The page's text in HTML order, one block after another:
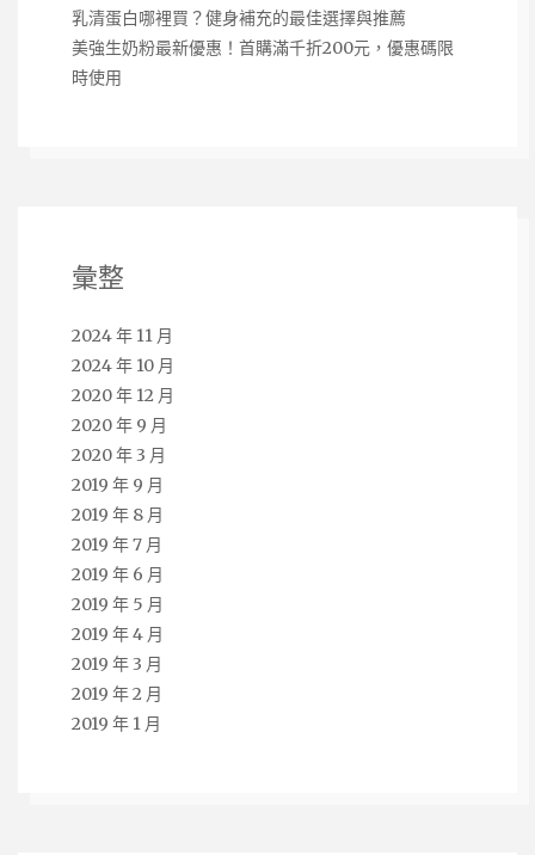
乳清蛋白哪裡買？健身補充的最佳選擇與推薦
美強生奶粉最新優惠！首購滿千折200元，優惠碼限
時使用
彙整
2024 年 11 月
2024 年 10 月
2020 年 12 月
2020 年 9 月
2020 年 3 月
2019 年 9 月
2019 年 8 月
2019 年 7 月
2019 年 6 月
2019 年 5 月
2019 年 4 月
2019 年 3 月
2019 年 2 月
2019 年 1 月